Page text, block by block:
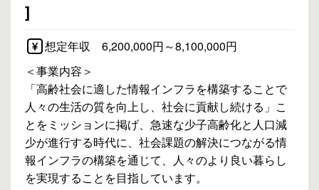
]
想定年収 6,200,000円～8,100,000円
＜事業内容＞
「高齢社会に適した情報インフラを構築することで
人々の生活の質を向上し、社会に貢献し続ける」こ
とをミッションに掲げ、急速な少子高齢化と人口減
少が進行する時代に、社会課題の解決につながる情
報インフラの構築を通じて、人々のより良い暮らし
を実現することを目指しています。